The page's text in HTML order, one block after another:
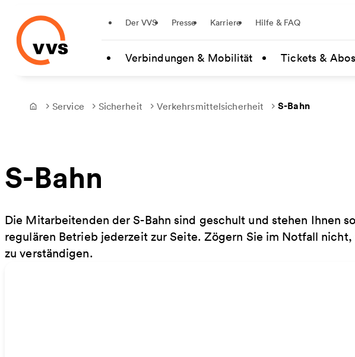
Zum Hauptinhalt springen
Der VVS Presse Karriere Hilfe & FAQ
Verbindungen & Mobilität Tickets & Abos
Frontpage
Service Sicherheit Verkehrsmittelsicherheit S-Bahn
S-Bahn
Die Mitarbeitenden der S-Bahn sind geschult und stehen Ihnen
regulären Betrieb jederzeit zur Seite. Zögern Sie im Notfall
zu verständigen.